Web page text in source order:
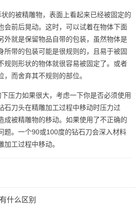
的被精雕物，表面上看起来已经被固定的
会前后晃动。这时，可以试着在物体下面
外就是保留物品自带的包装，虽然物体是
所带的包装可能是很规则的，且易于被固
规则形状的物体就很容易被固定了。或者
而舍弃其不规则的部位。
压力如果很大，考虑一下你是否必须使用
石刀头在精雕加工过程中移动时压力过
成被精雕物的移动。如果使用了不正确的
题。一个90或100度的钻石刀会深入材料
工过程中移动。
什么区别